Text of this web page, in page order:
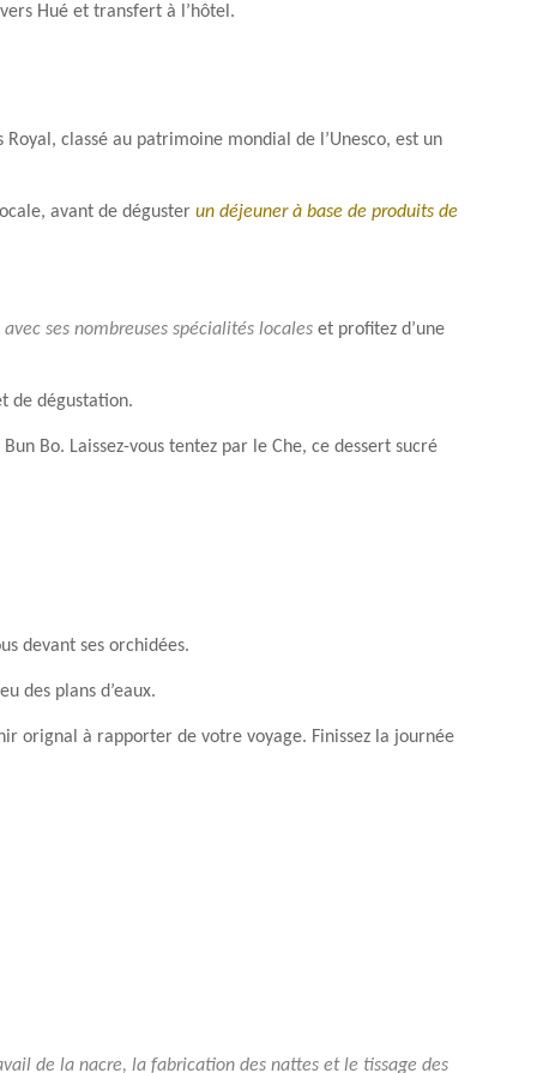
Hué et transfert à l’hôtel.
classé au patrimoine mondial de l’Unesco, est un
avant de déguster un déjeuner à base de produits de
ses nombreuses spécialités locales et profitez d’une
de dégustation.
Bo. Laissez-vous tentez par le Che, ce dessert sucré
devant ses orchidées.
des plans d’eaux.
orignal à rapporter de votre voyage. Finissez la journée
de la nacre, la fabrication des nattes et le tissage des